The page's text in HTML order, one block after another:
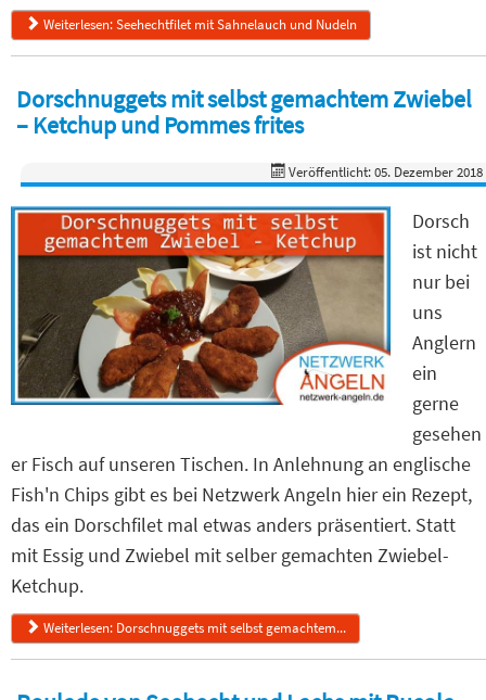
Weiterlesen: Seehechtfilet mit Sahnelauch und Nudeln
Dorschnuggets mit selbst gemachtem Zwiebel
– Ketchup und Pommes frites
Veröffentlicht: 05. Dezember 2018
Dorsch
ist nicht
nur bei
uns
Anglern
ein
gerne
gesehen
er Fisch auf unseren Tischen. In Anlehnung an englische
Fish'n Chips gibt es bei Netzwerk Angeln hier ein Rezept,
das ein Dorschfilet mal etwas anders präsentiert. Statt
mit Essig und Zwiebel mit selber gemachten Zwiebel-
Ketchup.
Weiterlesen: Dorschnuggets mit selbst gemachtem...